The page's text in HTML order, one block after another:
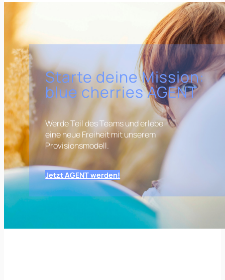
Starte deine Mission:
blue cherries AGENT
Werde Teil des Teams und erlebe
eine neue Freiheit mit unserem
Provisionsmodell.
Jetzt AGENT werden!